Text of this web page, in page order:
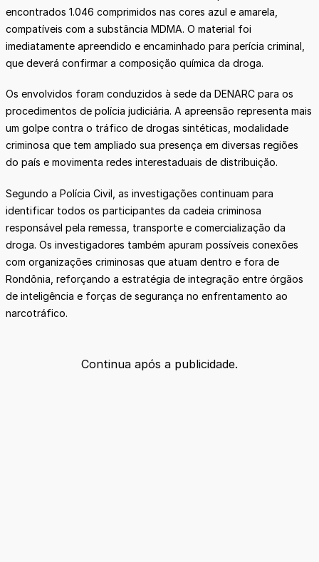
encontrados 1.046 comprimidos nas cores azul e amarela,
compatíveis com a substância MDMA. O material foi
imediatamente apreendido e encaminhado para perícia criminal,
que deverá confirmar a composição química da droga.
Os envolvidos foram conduzidos à sede da DENARC para os
procedimentos de polícia judiciária. A apreensão representa mais
um golpe contra o tráfico de drogas sintéticas, modalidade
criminosa que tem ampliado sua presença em diversas regiões
do país e movimenta redes interestaduais de distribuição.
Segundo a Polícia Civil, as investigações continuam para
identificar todos os participantes da cadeia criminosa
responsável pela remessa, transporte e comercialização da
droga. Os investigadores também apuram possíveis conexões
com organizações criminosas que atuam dentro e fora de
Rondônia, reforçando a estratégia de integração entre órgãos
de inteligência e forças de segurança no enfrentamento ao
narcotráfico.
Continua após a publicidade.